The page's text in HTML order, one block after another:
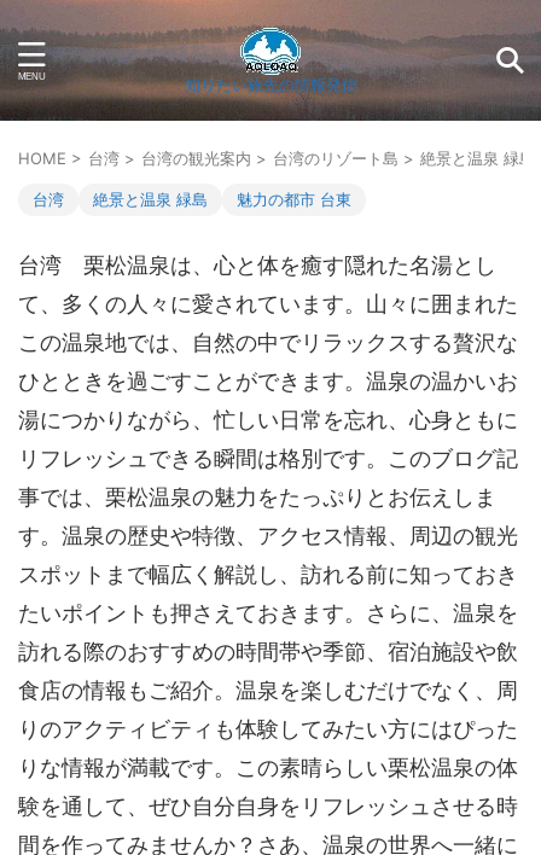
知りたい旅先の情報発信
HOME > 台湾 > 台湾の観光案内 > 台湾のリゾート島 > 絶景と温泉 緑島
台湾 絶景と温泉 緑島 魅力の都市 台東
台湾 栗松温泉は、心と体を癒す隠れた名湯とし
て、多くの人々に愛されています。山々に囲まれた
この温泉地では、自然の中でリラックスする贅沢な
ひとときを過ごすことができます。温泉の温かいお
湯につかりながら、忙しい日常を忘れ、心身ともに
リフレッシュできる瞬間は格別です。このブログ記
事では、栗松温泉の魅力をたっぷりとお伝えしま
す。温泉の歴史や特徴、アクセス情報、周辺の観光
スポットまで幅広く解説し、訪れる前に知っておき
たいポイントも押さえておきます。さらに、温泉を
訪れる際のおすすめの時間帯や季節、宿泊施設や飲
食店の情報もご紹介。温泉を楽しむだけでなく、周
りのアクティビティも体験してみたい方にはぴった
りな情報が満載です。この素晴らしい栗松温泉の体
験を通して、ぜひ自分自身をリフレッシュさせる時
間を作ってみませんか？さあ、温泉の世界へ一緒に